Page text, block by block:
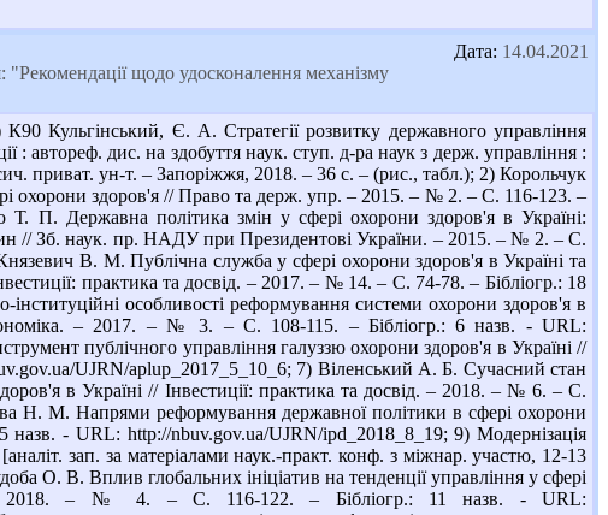
Дата: 14.04.2021
щодо удосконалення механізму
Кульгінський, Є. А. Стратегії розвитку державного управління
: автореф. дис. на здобуття наук. ступ. д-ра наук з держ. управління :
приват. ун-т. – Запоріжжя, 2018. – 36 с. – (рис., табл.); 2) Корольчук
охорони здоров'я // Право та держ. упр. – 2015. – № 2. – С. 116-123. –
П. Державна політика змін у сфері охорони здоров'я в Україні:
// Зб. наук. пр. НАДУ при Президентові України. – 2015. – № 2. – С.
В. М. Публічна служба у сфері охорони здоров'я в Україні та
практика та досвід. – 2017. – № 14. – С. 74-78. – Бібліогр.: 18
особливості реформування системи охорони здоров'я в
– 2017. – № 3. – С. 108-115. – Бібліогр.: 6 назв. - URL:
публічного управління галуззю охорони здоров'я в Україні //
UJRN/aplup_2017_5_10_6; 7) Віленський А. Б. Сучасний стан
в Україні // Інвестиції: практика та досвід. – 2018. – № 6. – С.
Н. М. Напрями реформування державної політики в сфері охорони
- URL: http://nbuv.gov.ua/UJRN/ipd_2018_8_19; 9) Модернізація
зап. за матеріалами наук.-практ. конф. з міжнар. участю, 12-13
О. В. Вплив глобальних ініціатив на тенденції управління у сфері
– 2018. – № 4. – С. 116-122. – Бібліогр.: 11 назв. - URL: